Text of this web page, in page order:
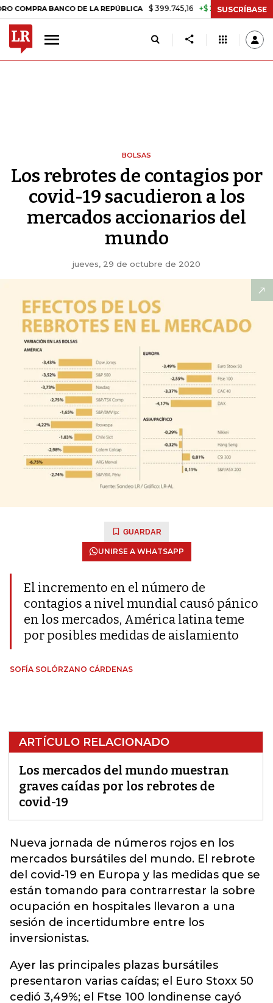
BANCO DE LA REPÚBLICA $ 399.745,16 +$ 2.295,71 +0,58% TASA
SUSCRÍBASE
BOLSAS
Los rebrotes de contagios por
covid-19 sacudieron a los
mercados accionarios del
mundo
jueves, 29 de octubre de 2020
GUARDAR
UNIRSE A WHATSAPP
El incremento en el número de
contagios a nivel mundial causó pánico
en los mercados, América latina teme
por posibles medidas de aislamiento
SOFÍA SOLÓRZANO CÁRDENAS
ARTÍCULO RELACIONADO
Los mercados del mundo muestran
graves caídas por los rebrotes de
covid-19
Nueva jornada de números rojos en los
mercados bursátiles del mundo. El rebrote
del covid-19 en Europa y las medidas que se
están tomando para contrarrestar la sobre
ocupación en hospitales llevaron a una
sesión de incertidumbre entre los
inversionistas.
Ayer las principales plazas bursátiles
presentaron varias caídas; el Euro Stoxx 50
cedió 3,49%; el Ftse 100 londinense cayó